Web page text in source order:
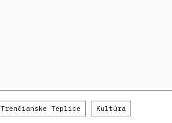
Trenčianske Teplice Kultúra